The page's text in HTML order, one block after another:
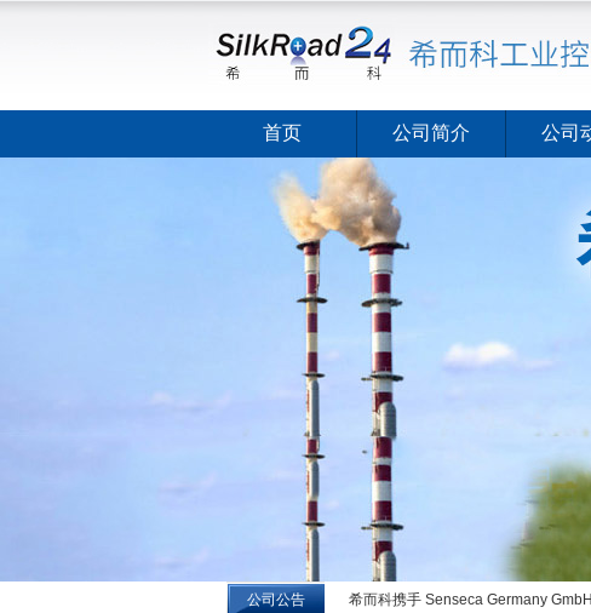
首页 公司简介 公司
公司公告 希而科携手 Senseca Germany